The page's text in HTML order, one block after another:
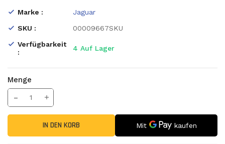
Marke :
Jaguar
SKU :
00009667SKU
Verfügbarkeit
:
4 Auf Lager
Menge
Translation missing: de.products.product.decrease
Menge erhöhen
IN DEN KORB